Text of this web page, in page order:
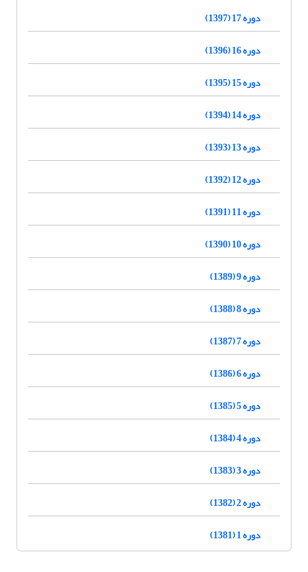
دوره 17 (1397)
دوره 16 (1396)
دوره 15 (1395)
دوره 14 (1394)
دوره 13 (1393)
دوره 12 (1392)
دوره 11 (1391)
دوره 10 (1390)
دوره 9 (1389)
دوره 8 (1388)
دوره 7 (1387)
دوره 6 (1386)
دوره 5 (1385)
دوره 4 (1384)
دوره 3 (1383)
دوره 2 (1382)
دوره 1 (1381)